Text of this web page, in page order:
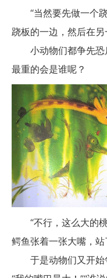
“当然要先做一个跷
跷板的一边，然后在
小动物们都争先恐
最重的会是谁呢？
“不行，这么大的桃
鳄鱼张着一张大嘴，站
于是动物们又开始